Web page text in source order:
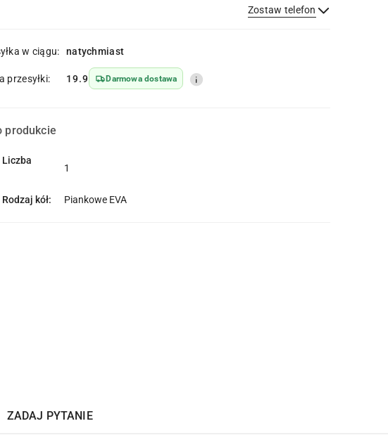
Zostaw telefon
w ciągu: natychmiast
przesyłki: 19.9 Darmowa dostawa
produkcie
Liczba
1
kół: Piankowe EVA
ZADAJ PYTANIE